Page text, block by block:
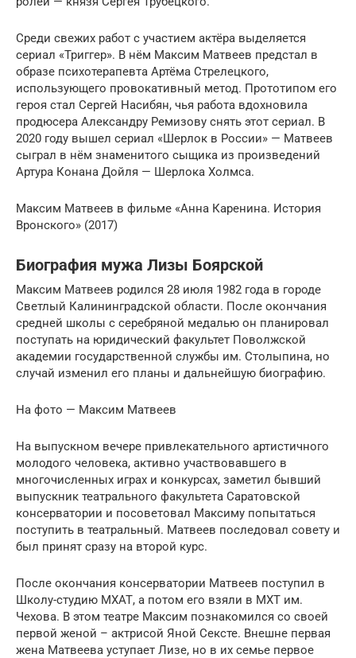
Среди свежих работ с участием актёра выделяется
сериал «Триггер». В нём Максим Матвеев предстал в
образе психотерапевта Артёма Стрелецкого,
использующего провокативный метод. Прототипом его
героя стал Сергей Насибян, чья работа вдохновила
продюсера Александру Ремизову снять этот сериал. В
2020 году вышел сериал «Шерлок в России» — Матвеев
сыграл в нём знаменитого сыщика из произведений
Артура Конана Дойля — Шерлока Холмса.
Максим Матвеев в фильме «Анна Каренина. История
Вронского» (2017)
Биография мужа Лизы Боярской
Максим Матвеев родился 28 июля 1982 года в городе
Светлый Калининградской области. После окончания
средней школы с серебряной медалью он планировал
поступать на юридический факультет Поволжской
академии государственной службы им. Столыпина, но
случай изменил его планы и дальнейшую биографию.
На фото — Максим Матвеев
На выпускном вечере привлекательного артистичного
молодого человека, активно участвовавшего в
многочисленных играх и конкурсах, заметил бывший
выпускник театрального факультета Саратовской
консерватории и посоветовал Максиму попытаться
поступить в театральный. Матвеев последовал совету и
был принят сразу на второй курс.
После окончания консерватории Матвеев поступил в
Школу-студию МХАТ, а потом его взяли в МХТ им.
Чехова. В этом театре Максим познакомился со своей
первой женой – актрисой Яной Сексте. Внешне первая
жена Матвеева уступает Лизе, но в их семье первое